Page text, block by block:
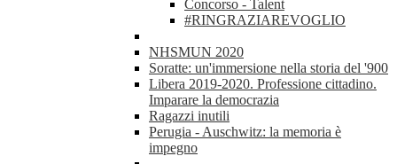
Concorso - Talent
#RINGRAZIAREVOGLIO
NHSMUN 2020
Soratte: un'immersione nella storia del '900
Libera 2019-2020. Professione cittadino.
Imparare la democrazia
Ragazzi inutili
Perugia - Auschwitz: la memoria è
impegno